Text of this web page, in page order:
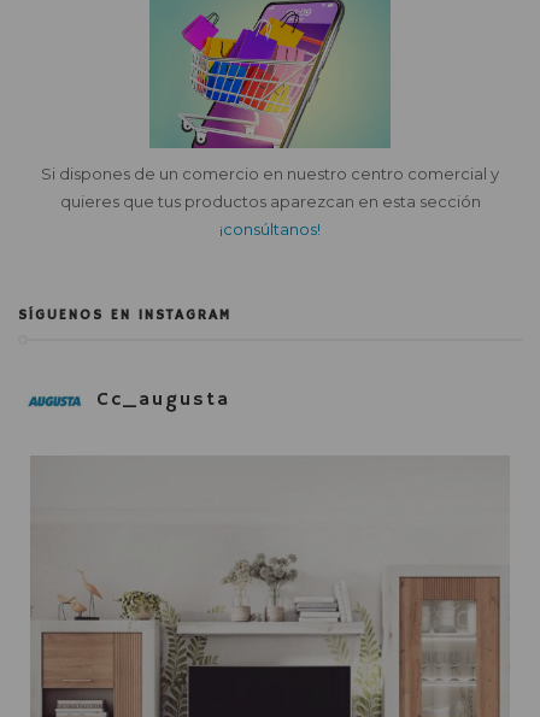
Si dispones de un comercio en nuestro centro comercial y
quieres que tus productos aparezcan en esta sección
¡consúltanos!
SÍGUENOS EN INSTAGRAM
Cc_augusta